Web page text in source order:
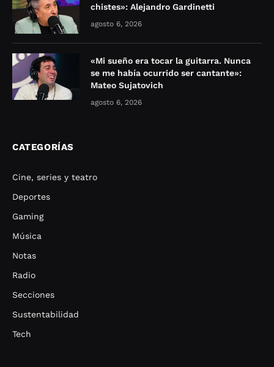
chistes»: Alejandro Gardinetti
agosto 6, 2026
«Mi sueño era tocar la guitarra. Nunca
se me había ocurrido ser cantante»:
Mateo Sujatovich
agosto 6, 2026
CATEGORÍAS
Cine, series y teatro
Deportes
Gaming
Música
Notas
Radio
Secciones
Sustentabilidad
Tech